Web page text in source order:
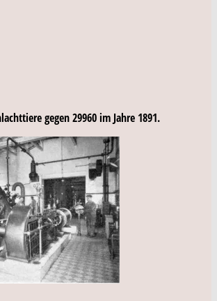
gegen 29960 im Jahre 1891.